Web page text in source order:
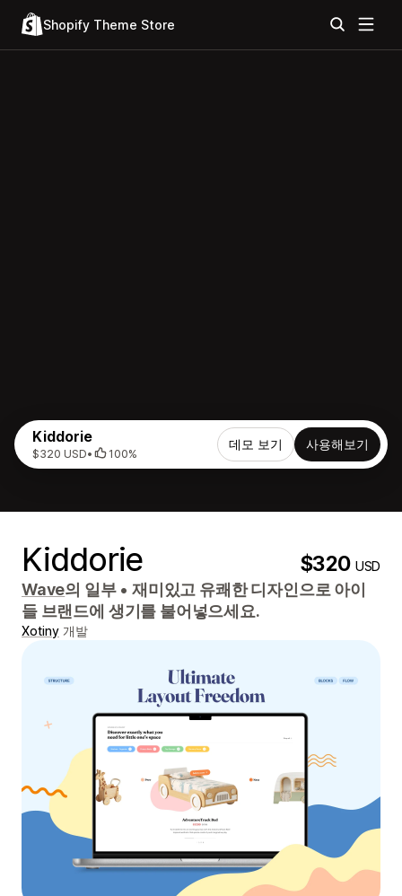
Shopify Theme Store
Kiddorie
$320 USD• 100%
데모 보기 사용해보기
Kiddorie $320USD
Wave의 일부 • 재미있고 유쾌한 디자인으로 아이
들 브랜드에 생기를 불어넣으세요.
Xotiny 개발